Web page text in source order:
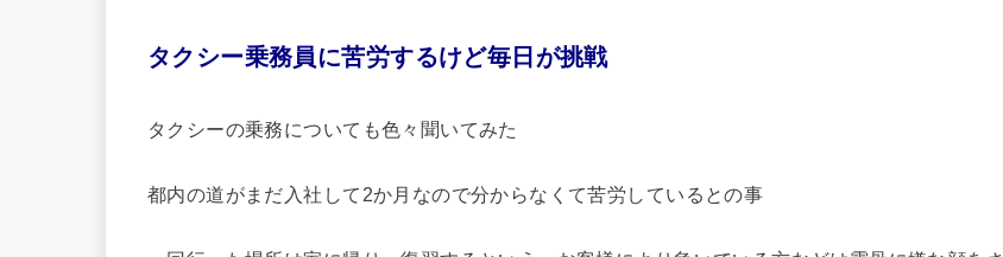
タクシー乗務員に苦労するけど毎日が挑戦
タクシーの乗務についても色々聞いてみた
都内の道がまだ入社して2か月なので分からなくて苦労しているとの事